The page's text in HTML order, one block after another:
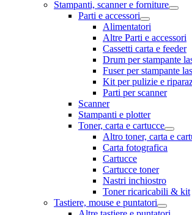
Stampanti, scanner e forniture
Parti e accessori
Alimentatori
Altre Parti e accessori
Cassetti carta e feeder
Drum per stampante
Fuser per stampante
Kit per pulizie e
Parti per scanner
Scanner
Stampanti e plotter
Toner, carta e cartucce
Altro toner, carta e
Carta fotografica
Cartucce
Cartucce toner
Nastri inchiostro
Toner ricaricabili & kit
Tastiere, mouse e puntatori